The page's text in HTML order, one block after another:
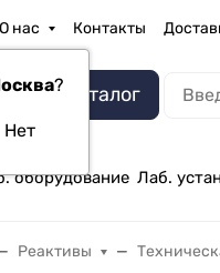
?
О нас Контакты
Каталог
оборудование Лаб.
Реактивы